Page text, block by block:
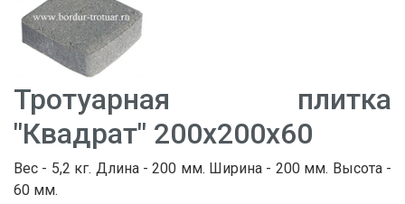
Тротуарная плитка
"Квадрат" 200х200х60
Вес - 5,2 кг. Длина - 200 мм. Ширина - 200 мм. Высота -
60 мм.